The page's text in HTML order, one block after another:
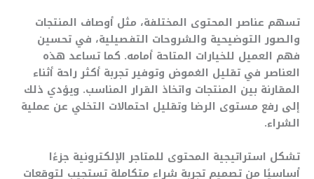
تسهم عناصر المحتوى المختلفة، مثل أوصاف المنتجات
والصور التوضيحية والشروحات التفصيلية، في تحسين
فهم العميل للخيارات المتاحة أمامه. كما تساعد هذه
العناصر في تقليل الغموض وتوفير تجربة أكثر راحة أثناء
المقارنة بين المنتجات واتخاذ القرار المناسب. ويؤدي ذلك
إلى رفع مستوى الرضا وتقليل احتمالات التخلي عن عملية
الشراء.
تشكل استراتيجية المحتوى للمتاجر الإلكترونية جزءًا
أساسيًا من تصميم تجربة شراء متكاملة تستجيب لتوقعات